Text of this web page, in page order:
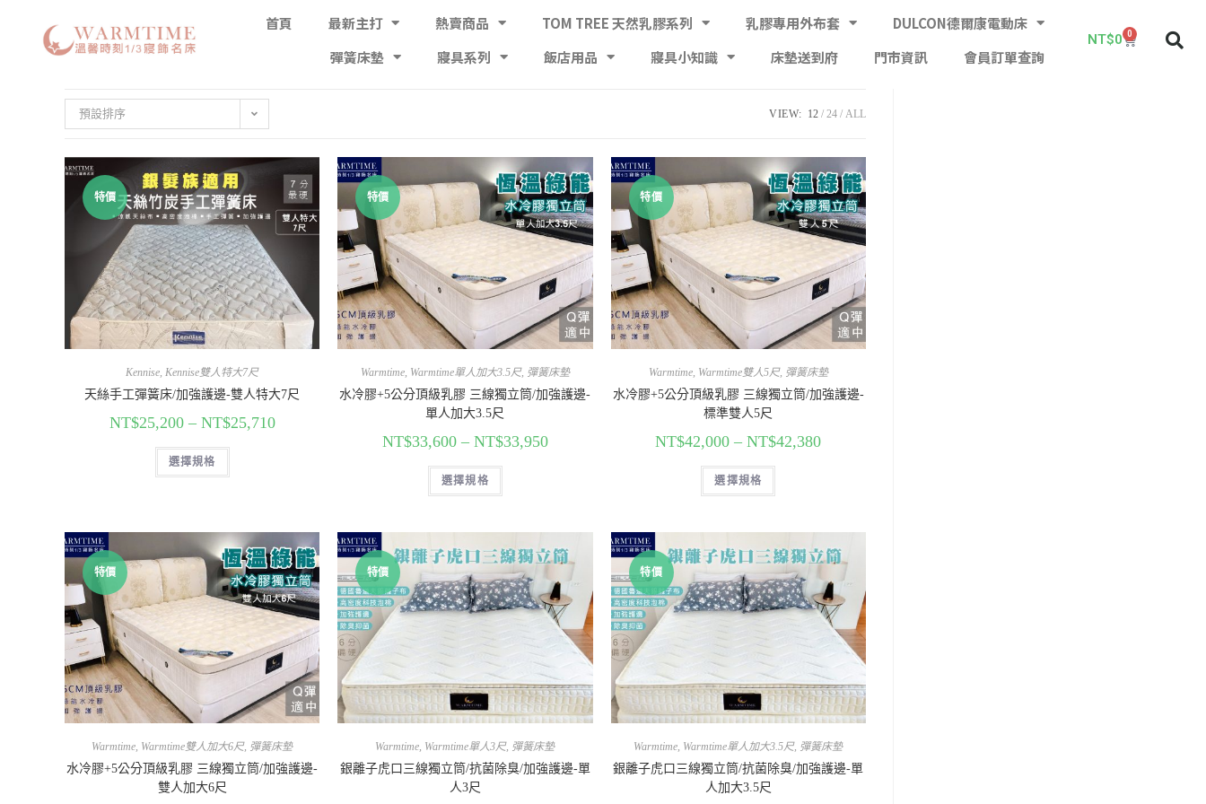
首頁 最新主打 熱賣商品 TOM TREE 天然乳膠系列 乳膠專用外布套
DULCON德爾康電動床
彈簧床墊
寢具系列 飯店用品 寢具小知識 床墊送到府 門市資訊 會員訂單查詢
NT$0 0
預設排序 VIEW: 12 24 ALL
特價
Kennise,Kennise雙人特大7尺
天絲手工彈簧床/加強護邊-雙人特大7尺
NT$25,200– NT$25,710
選擇規格
特價
Warmtime, Warmtime單人加大3.5尺, 彈簧床墊
水冷膠+5公分頂級乳膠 三線獨立筒/加強護邊-
單人加大3.5尺
NT$33,600– NT$33,950
選擇規格
特價
Warmtime, Warmtime雙人5尺, 彈簧床墊
水冷膠+5公分頂級乳膠 三線獨立筒/加強護邊-
標準雙人5尺
NT$42,000 –NT$42,380
選擇規格
特價
Warmtime, Warmtime雙人加大6尺, 彈簧床墊
水冷膠+5公分頂級乳膠 三線獨立筒/加強護邊-
雙人加大6尺
特價
Warmtime, Warmtime單人3尺, 彈簧床墊
銀離子虎口三線獨立筒/抗菌除臭/加強護邊-單
人3尺
特價
Warmtime, Warmtime單人加大3.5尺, 彈簧床墊
銀離子虎口三線獨立筒/抗菌除臭/加強護邊-單
人加大3.5尺